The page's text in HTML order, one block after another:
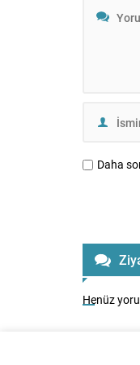
Daha
Henüz